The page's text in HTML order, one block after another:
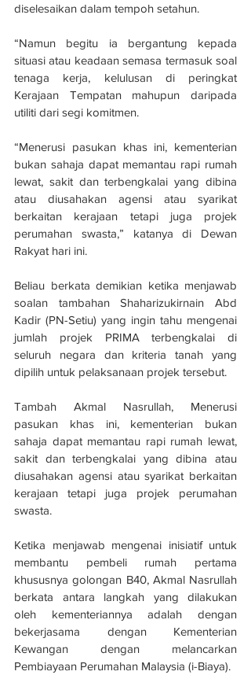
diselesaikan dalam tempoh setahun.
“Namun begitu ia bergantung kepada
situasi atau keadaan semasa termasuk soal
tenaga kerja, kelulusan di peringkat
Kerajaan Tempatan mahupun daripada
utiliti dari segi komitmen.
“Menerusi pasukan khas ini, kementerian
bukan sahaja dapat memantau rapi rumah
lewat, sakit dan terbengkalai yang dibina
atau diusahakan agensi atau syarikat
berkaitan kerajaan tetapi juga projek
perumahan swasta,” katanya di Dewan
Rakyat hari ini.
Beliau berkata demikian ketika menjawab
soalan tambahan Shaharizukirnain Abd
Kadir (PN-Setiu) yang ingin tahu mengenai
jumlah projek PRIMA terbengkalai di
seluruh negara dan kriteria tanah yang
dipilih untuk pelaksanaan projek tersebut.
Tambah Akmal Nasrullah, Menerusi
pasukan khas ini, kementerian bukan
sahaja dapat memantau rapi rumah lewat,
sakit dan terbengkalai yang dibina atau
diusahakan agensi atau syarikat berkaitan
kerajaan tetapi juga projek perumahan
swasta.
Ketika menjawab mengenai inisiatif untuk
membantu pembeli rumah pertama
khususnya golongan B40, Akmal Nasrullah
berkata antara langkah yang dilakukan
oleh kementeriannya adalah dengan
bekerjasama dengan Kementerian
Kewangan dengan melancarkan
Pembiayaan Perumahan Malaysia (i-Biaya).